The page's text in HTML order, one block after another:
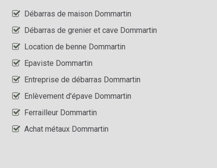
Débarras de maison Dommartin
Débarras de grenier et cave Dommartin
Location de benne Dommartin
Epaviste Dommartin
Entreprise de débarras Dommartin
Enlèvement d'épave Dommartin
Ferrailleur Dommartin
Achat métaux Dommartin